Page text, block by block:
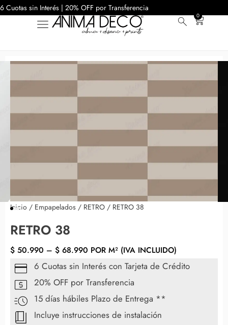
6 Cuotas sin Interés | 20% OFF por Transferencia
0
Inicio / Empapelados / RETRO / RETRO 38
RETRO 38
$ 50.990 – $ 68.990 POR M² (IVA INCLUIDO)
6 Cuotas sin Interés con Tarjeta de Crédito
20% OFF por Transferencia
15 días hábiles Plazo de Entrega **
Incluye instrucciones de instalación